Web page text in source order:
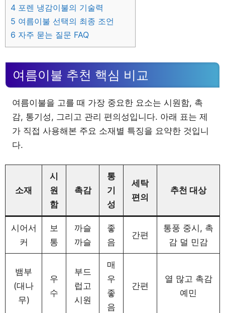
4 포렌 냉감이불의 기술력
5 여름이불 선택의 최종 조언
6 자주 묻는 질문 FAQ
여름이불 추천 핵심 비교
여름이불을 고를 때 가장 중요한 요소는 시원함, 촉
감, 통기성, 그리고 관리 편의성입니다. 아래 표는 제
가 직접 사용해본 주요 소재별 특징을 요약한 것입니
다.
소재
시
원
함
촉감
통
기
성
세탁
편의
추천 대상
시어서
커
보
통
까슬
까슬
좋
음
간편
통풍 중시, 촉
감 덜 민감
뱀부
(대나
무)
우
수
부드
럽고
시원
매
우
좋
음
간편
열 많고 촉감
예민